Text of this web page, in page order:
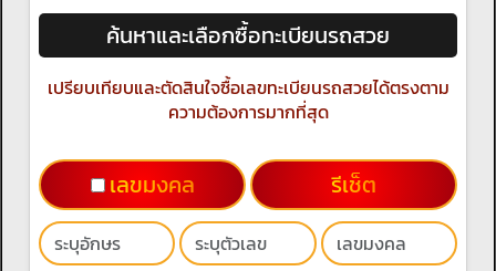
ค้นหาและเลือกซื้อทะเบียนรถสวย
เปรียบเทียบและตัดสินใจซื้อเลขทะเบียนรถสวยได้ตรงตาม
ความต้องการมากที่สุด
เลขมงคล รีเช็ต